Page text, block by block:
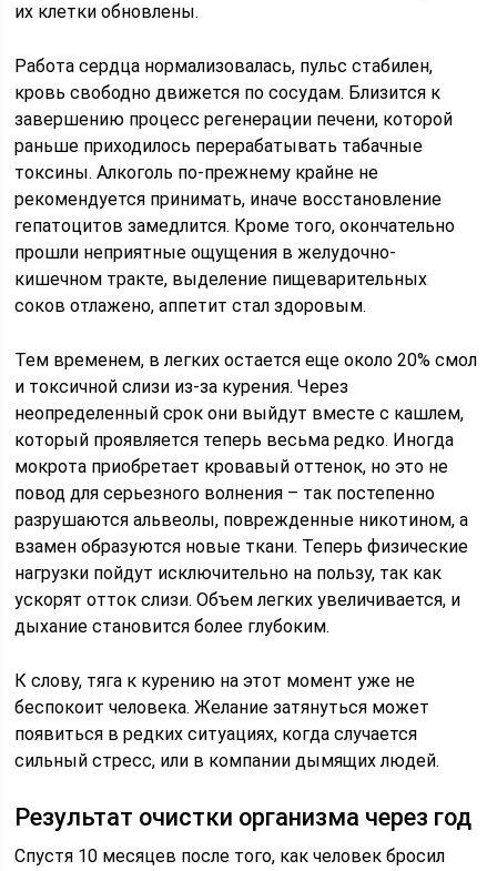
их клетки обновлены.
Работа сердца нормализовалась, пульс стабилен,
кровь свободно движется по сосудам. Близится к
завершению процесс регенерации печени, которой
раньше приходилось перерабатывать табачные
токсины. Алкоголь по-прежнему крайне не
рекомендуется принимать, иначе восстановление
гепатоцитов замедлится. Кроме того, окончательно
прошли неприятные ощущения в желудочно-
кишечном тракте, выделение пищеварительных
соков отлажено, аппетит стал здоровым.
Тем временем, в легких остается еще около 20% смол
и токсичной слизи из-за курения. Через
неопределенный срок они выйдут вместе с кашлем,
который проявляется теперь весьма редко. Иногда
мокрота приобретает кровавый оттенок, но это не
повод для серьезного волнения – так постепенно
разрушаются альвеолы, поврежденные никотином, а
взамен образуются новые ткани. Теперь физические
нагрузки пойдут исключительно на пользу, так как
ускорят отток слизи. Объем легких увеличивается, и
дыхание становится более глубоким.
К слову, тяга к курению на этот момент уже не
беспокоит человека. Желание затянуться может
появиться в редких ситуациях, когда случается
сильный стресс, или в компании дымящих людей.
Результат очистки организма через год
Спустя 10 месяцев после того, как человек бросил